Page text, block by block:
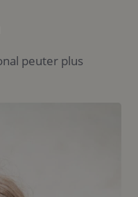
peuter plus